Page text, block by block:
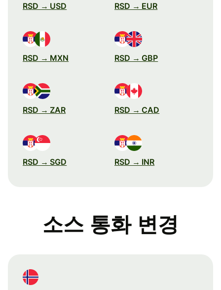
RSD → USD RSD → EUR
RSD → MXN RSD → GBP
RSD → ZAR RSD → CAD
RSD → SGD RSD → INR
소스 통화 변경